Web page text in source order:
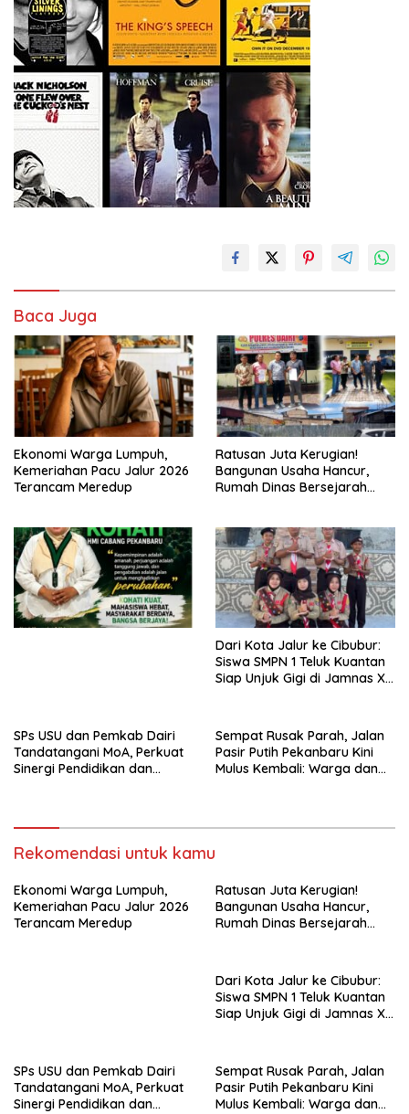
Baca Juga
Ekonomi Warga Lumpuh,
Kemeriahan Pacu Jalur 2026
Terancam Meredup
Ratusan Juta Kerugian!
Bangunan Usaha Hancur,
Rumah Dinas Bersejarah
Dairi
Dari Kota Jalur ke Cibubur:
Siswa SMPN 1 Teluk Kuantan
Siap Unjuk Gigi di Jamnas XII
SPs USU dan Pemkab Dairi
Tandatangani MoA, Perkuat
Sinergi Pendidikan dan
Sempat Rusak Parah, Jalan
Pasir Putih Pekanbaru Kini
Mulus Kembali: Warga dan
Rekomendasi untuk kamu
Ekonomi Warga Lumpuh,
Kemeriahan Pacu Jalur 2026
Terancam Meredup
Ratusan Juta Kerugian!
Bangunan Usaha Hancur,
Rumah Dinas Bersejarah
Dairi
Dari Kota Jalur ke Cibubur:
Siswa SMPN 1 Teluk Kuantan
Siap Unjuk Gigi di Jamnas XII
SPs USU dan Pemkab Dairi
Tandatangani MoA, Perkuat
Sinergi Pendidikan dan
Sempat Rusak Parah, Jalan
Pasir Putih Pekanbaru Kini
Mulus Kembali: Warga dan